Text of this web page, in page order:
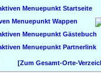
Startseite
Wappen
Gästebuch
Partnerlink
[Zum Gesamt-Orte-